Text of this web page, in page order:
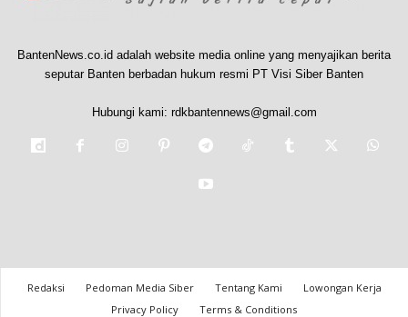
BantenNews.co.id adalah website media online yang menyajikan berita
seputar Banten berbadan hukum resmi PT Visi Siber Banten
Hubungi kami: rdkbantennews@gmail.com
Redaksi Pedoman Media Siber Tentang Kami
Lowongan Kerja
Privacy Policy
Terms & Conditions